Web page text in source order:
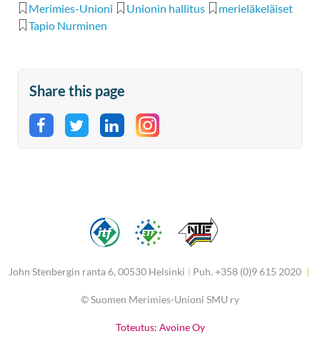
Merimies-Unioni Unionin hallitus
merieläkeläiset
Tapio Nurminen
Share this page
Share on Facebook
Share on Twitter
Share on LinkedIn
John Stenbergin ranta 6, 00530 Helsinki | Puh. +358 (0)9 615 2020 |
©Suomen Merimies-Unioni SMU ry
Toteutus: Avoine Oy